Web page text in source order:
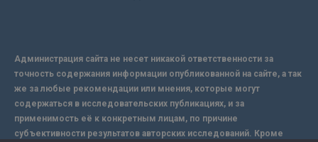
Администрация сайта не несет никакой ответственности за
точность содержания информации опубликованной на сайте, а так
же за любые рекомендации или мнения, которые могут
содержаться в исследовательских публикациях, и за
применимость её к конкретным лицам, по причине
субъективности результатов авторских исследований. Кроме